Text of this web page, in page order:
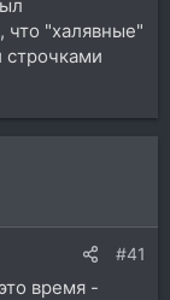
что "халявные"
#41
время -